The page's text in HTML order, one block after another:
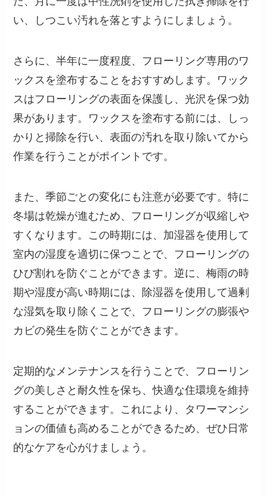
い、しつこい汚れを落とすようにしましょう。
さらに、半年に一度程度、フローリング専用のワ
ックスを塗布することをおすすめします。ワック
スはフローリングの表面を保護し、光沢を保つ効
果があります。ワックスを塗布する前には、しっ
かりと掃除を行い、表面の汚れを取り除いてから
作業を行うことがポイントです。
また、季節ごとの変化にも注意が必要です。特に
冬場は乾燥が進むため、フローリングが収縮しや
すくなります。この時期には、加湿器を使用して
室内の湿度を適切に保つことで、フローリングの
ひび割れを防ぐことができます。逆に、梅雨の時
期や湿度が高い時期には、除湿器を使用して過剰
な湿気を取り除くことで、フローリングの膨張や
カビの発生を防ぐことができます。
定期的なメンテナンスを行うことで、フローリン
グの美しさと耐久性を保ち、快適な住環境を維持
することができます。これにより、タワーマンシ
ョンの価値も高めることができるため、ぜひ日常
的なケアを心がけましょう。